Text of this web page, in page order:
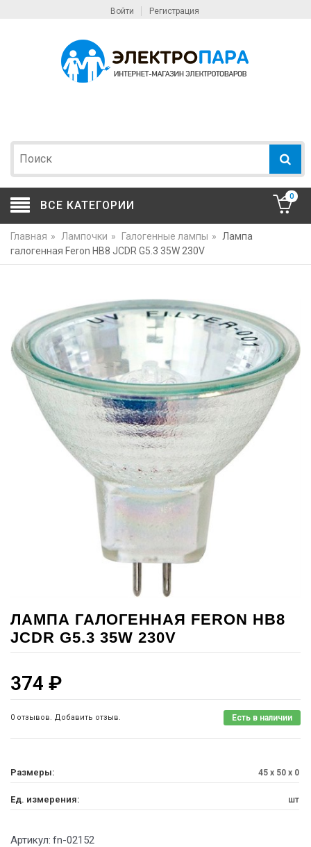
Войти Регистрация
ВСЕ КАТЕГОРИИ
0
Главная » Лампочки » Галогенные лампы » Лампа
галогенная Feron HB8 JCDR G5.3 35W 230V
ЛАМПА ГАЛОГЕННАЯ FERON HB8
JCDR G5.3 35W 230V
374 ₽
0 отзывов. Добавить отзыв. Есть в наличии
Размеры: 45 x 50 x 0
Ед. измерения: шт
Артикул: fn-02152